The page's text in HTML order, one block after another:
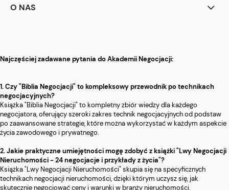
O NAS
Najczęściej zadawane pytania do Akademii Negocjacji:
1. Czy "Biblia Negocjacji" to kompleksowy przewodnik po technikach
negocjacyjnych?
Książka "Biblia Negocjacji" to kompletny zbiór wiedzy dla każdego
negocjatora, oferujący szeroki zakres technik negocjacyjnych od podstaw
po zaawansowane strategie, które można wykorzystać w każdym aspekcie
życia zawodowego i prywatnego.
2. Jakie praktyczne umiejętności mogę zdobyć z książki "Lwy Negocjacji
Nieruchomości - 24 negocjacje i przykłady z życia"?
Książka "Lwy Negocjacji Nieruchomości" skupia się na specyficznych
technikach negocjacji nieruchomości, dzięki którym uczysz się, jak
skutecznie negocjować ceny i warunki w branży nieruchomości.